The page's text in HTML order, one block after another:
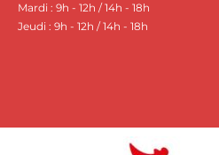
Mardi : 9h - 12h / 14h - 18h
Jeudi : 9h - 12h / 14h - 18h